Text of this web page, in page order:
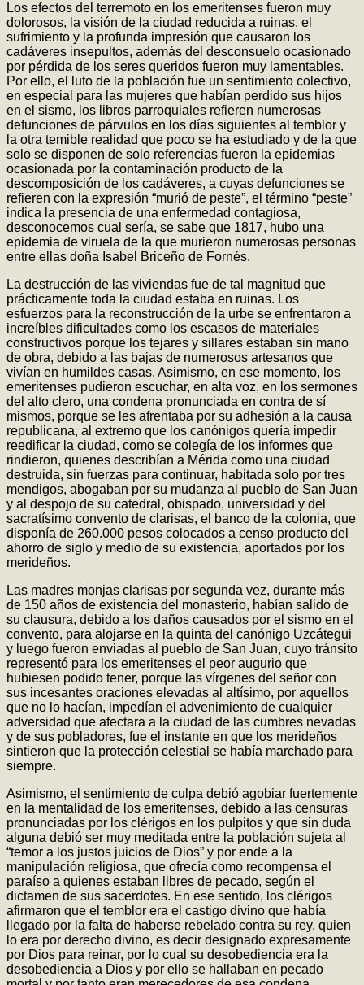
Los efectos del terremoto en los emeritenses fueron muy
dolorosos, la visión de la ciudad reducida a ruinas, el
sufrimiento y la profunda impresión que causaron los
cadáveres insepultos, además del desconsuelo ocasionado
por pérdida de los seres queridos fueron muy lamentables.
Por ello, el luto de la población fue un sentimiento colectivo,
en especial para las mujeres que habían perdido sus hijos
en el sismo, los libros parroquiales refieren numerosas
defunciones de párvulos en los días siguientes al temblor y
la otra temible realidad que poco se ha estudiado y de la que
solo se disponen de solo referencias fueron la epidemias
ocasionada por la contaminación producto de la
descomposición de los cadáveres, a cuyas defunciones se
refieren con la expresión “murió de peste”, el término “peste”
indica la presencia de una enfermedad contagiosa,
desconocemos cual sería, se sabe que 1817, hubo una
epidemia de viruela de la que murieron numerosas personas
entre ellas doña Isabel Briceño de Fornés.
La destrucción de las viviendas fue de tal magnitud que
prácticamente toda la ciudad estaba en ruinas. Los
esfuerzos para la reconstrucción de la urbe se enfrentaron a
increíbles dificultades como los escasos de materiales
constructivos porque los tejares y sillares estaban sin mano
de obra, debido a las bajas de numerosos artesanos que
vivían en humildes casas. Asimismo, en ese momento, los
emeritenses pudieron escuchar, en alta voz, en los sermones
del alto clero, una condena pronunciada en contra de sí
mismos, porque se les afrentaba por su adhesión a la causa
republicana, al extremo que los canónigos quería impedir
reedificar la ciudad, como se colegía de los informes que
rindieron, quienes describían a Mérida como una ciudad
destruida, sin fuerzas para continuar, habitada solo por tres
mendigos, abogaban por su mudanza al pueblo de San Juan
y al despojo de su catedral, obispado, universidad y del
sacratísimo convento de clarisas, el banco de la colonia, que
disponía de 260.000 pesos colocados a censo producto del
ahorro de siglo y medio de su existencia, aportados por los
merideños.
Las madres monjas clarisas por segunda vez, durante más
de 150 años de existencia del monasterio, habían salido de
su clausura, debido a los daños causados por el sismo en el
convento, para alojarse en la quinta del canónigo Uzcátegui
y luego fueron enviadas al pueblo de San Juan, cuyo tránsito
representó para los emeritenses el peor augurio que
hubiesen podido tener, porque las vírgenes del señor con
sus incesantes oraciones elevadas al altísimo, por aquellos
que no lo hacían, impedían el advenimiento de cualquier
adversidad que afectara a la ciudad de las cumbres nevadas
y de sus pobladores, fue el instante en que los merideños
sintieron que la protección celestial se había marchado para
siempre.
Asimismo, el sentimiento de culpa debió agobiar fuertemente
en la mentalidad de los emeritenses, debido a las censuras
pronunciadas por los clérigos en los pulpitos y que sin duda
alguna debió ser muy meditada entre la población sujeta al
“temor a los justos juicios de Dios” y por ende a la
manipulación religiosa, que ofrecía como recompensa el
paraíso a quienes estaban libres de pecado, según el
dictamen de sus sacerdotes. En ese sentido, los clérigos
afirmaron que el temblor era el castigo divino que había
llegado por la falta de haberse rebelado contra su rey, quien
lo era por derecho divino, es decir designado expresamente
por Dios para reinar, por lo cual su desobediencia era la
desobediencia a Dios y por ello se hallaban en pecado